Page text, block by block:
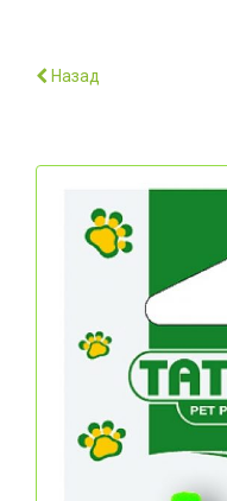
Назад